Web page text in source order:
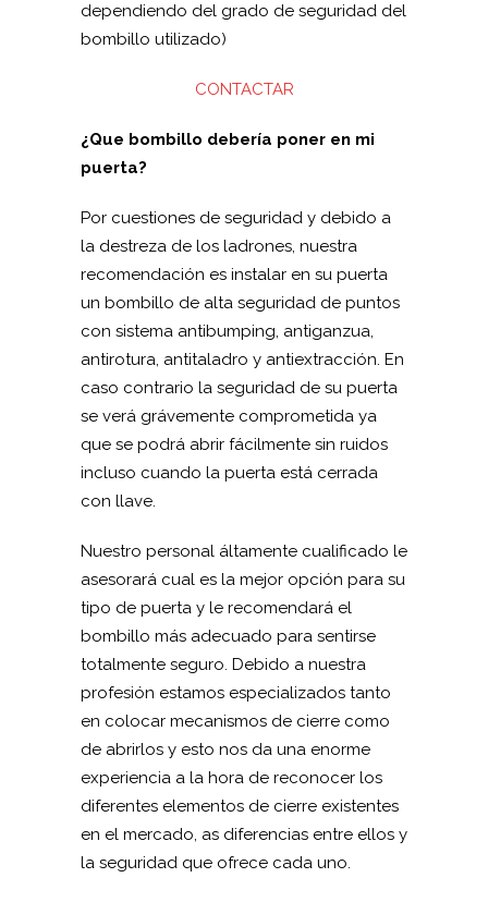
dependiendo del grado de seguridad del
bombillo utilizado)
CONTACTAR
¿Que bombillo debería poner en mi
puerta?
Por cuestiones de seguridad y debido a
la destreza de los ladrones, nuestra
recomendación es instalar en su puerta
un bombillo de alta seguridad de puntos
con sistema antibumping, antiganzua,
antirotura, antitaladro y antiextracción. En
caso contrario la seguridad de su puerta
se verá grávemente comprometida ya
que se podrá abrir fácilmente sin ruidos
incluso cuando la puerta está cerrada
con llave.
Nuestro personal áltamente cualificado le
asesorará cual es la mejor opción para su
tipo de puerta y le recomendará el
bombillo más adecuado para sentirse
totalmente seguro. Debido a nuestra
profesión estamos especializados tanto
en colocar mecanismos de cierre como
de abrirlos y esto nos da una enorme
experiencia a la hora de reconocer los
diferentes elementos de cierre existentes
en el mercado, as diferencias entre ellos y
la seguridad que ofrece cada uno.